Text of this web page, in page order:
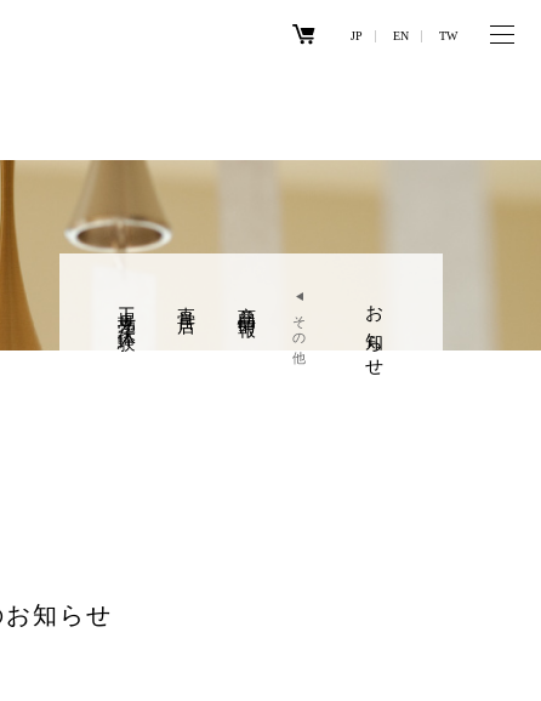
JP EN TW
お知らせ
その他
工場見学・体験
知らせ